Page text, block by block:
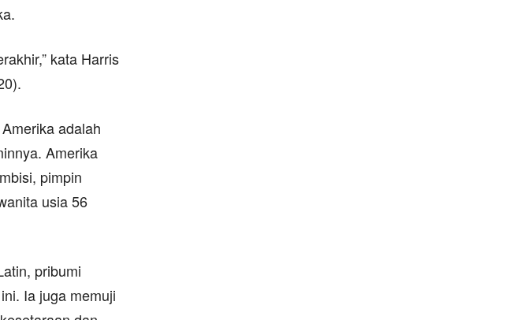
kata Harris
adalah
Amerika
pimpin
usia 56
pribumi
Ia juga memuji